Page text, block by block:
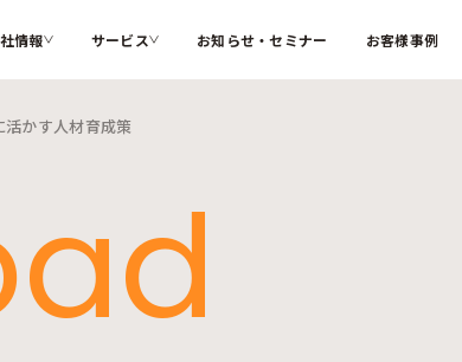
情報
会社概要
メンバー紹介
サービス
ソフィアのコア技術
お困りごと
お知らせ・セミナー お客様事例
インターナルコミュニケーション
人材育成
する
かす人材育成策